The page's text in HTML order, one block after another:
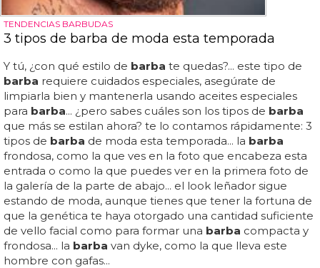
TENDENCIAS BARBUDAS
3 tipos de barba de moda esta temporada
Y tú, ¿con qué estilo de barba te quedas?... este tipo de
barba requiere cuidados especiales, asegúrate de
limpiarla bien y mantenerla usando aceites especiales
para barba... ¿pero sabes cuáles son los tipos de barba
que más se estilan ahora? te lo contamos rápidamente: 3
tipos de barba de moda esta temporada... la barba
frondosa, como la que ves en la foto que encabeza esta
entrada o como la que puedes ver en la primera foto de
la galería de la parte de abajo... el look leñador sigue
estando de moda, aunque tienes que tener la fortuna de
que la genética te haya otorgado una cantidad suficiente
de vello facial como para formar una barba compacta y
frondosa... la barba van dyke, como la que lleva este
hombre con gafas...